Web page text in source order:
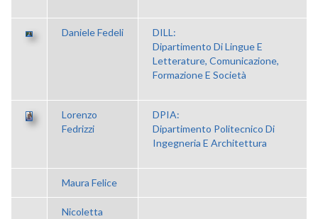
Daniele Fedeli
DILL:
Dipartimento Di Lingue E
Letterature, Comunicazione,
Formazione E Società
Lorenzo
Fedrizzi
DPIA:
Dipartimento Politecnico Di
Ingegneria E Architettura
Maura Felice
Nicoletta